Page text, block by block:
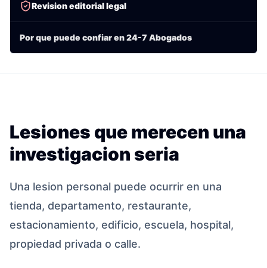
Revision editorial legal
Por que puede confiar en 24-7 Abogados
Lesiones que merecen una
investigacion seria
Una lesion personal puede ocurrir en una
tienda, departamento, restaurante,
estacionamiento, edificio, escuela, hospital,
propiedad privada o calle.